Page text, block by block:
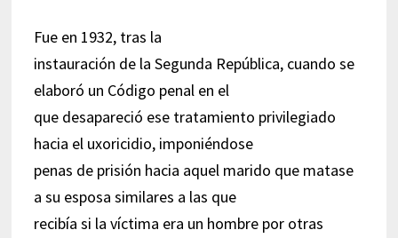
Fue en 1932, tras la
instauración de la Segunda República, cuando se
elaboró un Código penal en el
que desapareció ese tratamiento privilegiado
hacia el uxoricidio, imponiéndose
penas de prisión hacia aquel marido que matase
a su esposa similares a las que
recibía si la víctima era un hombre por otras